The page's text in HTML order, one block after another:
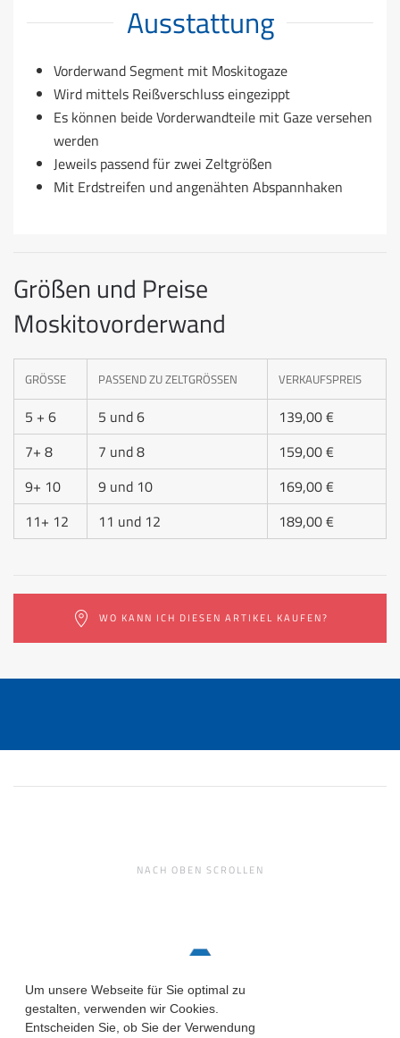
Um unsere Webseite für Sie optimal zu
gestalten, verwenden wir Cookies.
Entscheiden Sie, ob Sie der Verwendung
Ausstattung
Vorderwand Segment mit Moskitogaze
Wird mittels Reißverschluss eingezippt
Es können beide Vorderwandteile mit Gaze versehen
werden
Jeweils passend für zwei Zeltgrößen
Mit Erdstreifen und angenähten Abspannhaken
Größen und Preise
Moskitovorderwand
GRÖSSE PASSEND ZU ZELTGRÖSSEN VERKAUFSPREIS
5 + 6 5 und 6
139,00 €
7+ 8
7 und 8
159,00 €
9+ 10
9 und 10
169,00 €
11+ 12
11 und 12 189,00 €
WO KANN ICH DIESEN ARTIKEL KAUFEN?
NACH OBEN SCROLLEN